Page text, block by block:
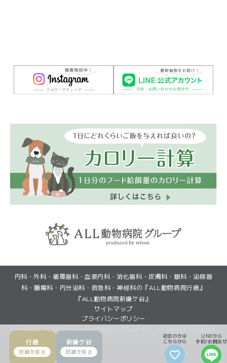
行徳 新鎌ケ谷
初診の方は
こちらから
LINEから
予約/お問合せ
(GoogleMapで見る)
(初診・再診)LINEから予約 (再診)Web予約
(GoogleMapで見る)
(初診・再診)LINEから予約 (再診)Web予約
内科・外科・循環器科・血液内科・消化器科・皮膚科・眼科・泌尿器
科・腫瘍科・内分泌科・救急科・神経科の『ALL動物病院行徳』
『ALL動物病院新鎌ケ谷』
サイトマップ
プライバシーポリシー
Copyright 2023 All Animal Hospital Gyoutoku , All Rights Reserved.